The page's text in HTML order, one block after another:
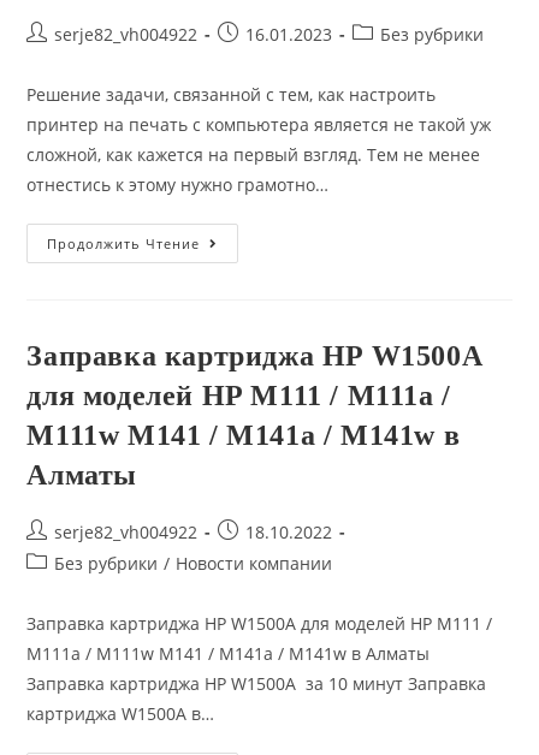
Part
Number
000CN
|
RM1-
6902-
000000
Postserje82_vh004922
Запись16.01.2023
PostБез рубрики
Решение задачи, связанной с тем, как настроить
принтер на печать с компьютера является не такой уж
сложной, как кажется на первый взгляд. Тем не менее
отнестись к этому нужно грамотно…
Продолжить Чтение Установить
Драйвер
Ноутбук
(удаленно)
В
Алматы
Заправка картриджа HP W1500A
для моделей HP M111 / M111a /
M111w M141 / M141a / M141w в
Алматы
Post
author:
serje82_vh004922
Запись
опубликована:
18.10.2022
PostБез рубрики / Новости компании
Заправка картриджа HP W1500A для моделей HP M111 /
M111a / M111w M141 / M141a / M141w в Алматы
Заправка картриджа HP W1500A за 10 минут Заправка
картриджа W1500A в…